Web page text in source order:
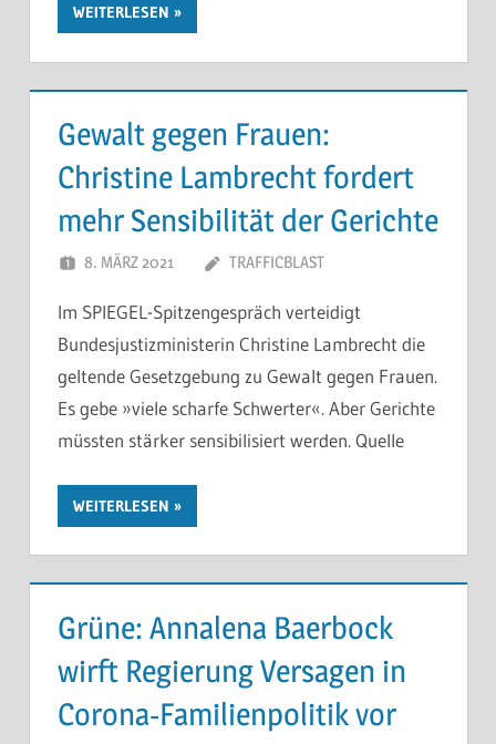
WEITERLESEN
Gewalt gegen Frauen:
Christine Lambrecht fordert
mehr Sensibilität der Gerichte
8. MÄRZ 2021 TRAFFICBLAST
Im SPIEGEL-Spitzengespräch verteidigt
Bundesjustizministerin Christine Lambrecht die
geltende Gesetzgebung zu Gewalt gegen Frauen.
Es gebe »viele scharfe Schwerter«. Aber Gerichte
müssten stärker sensibilisiert werden. Quelle
WEITERLESEN
Grüne: Annalena Baerbock
wirft Regierung Versagen in
Corona-Familienpolitik vor